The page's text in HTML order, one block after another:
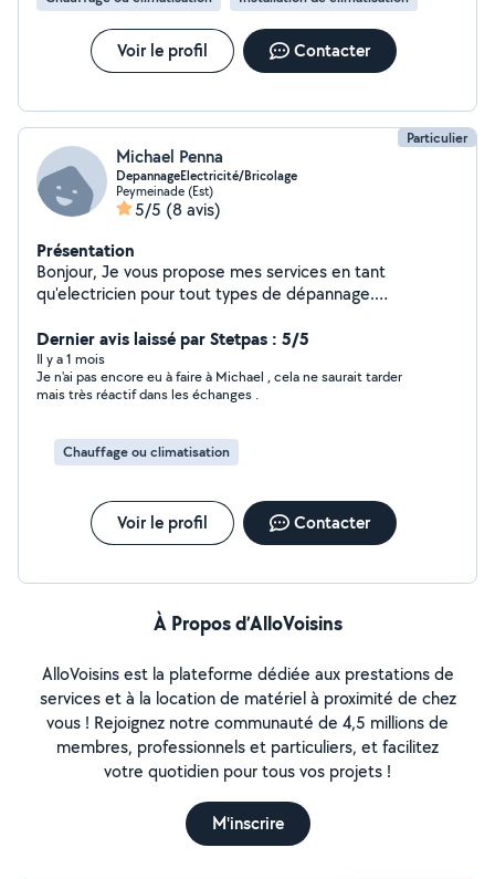
Voir le profil Contacter
Particulier
Michael Penna
DepannageElectricité/Bricolage
Peymeinade (Est)
5/5 (8 avis)
Présentation
Bonjour, Je vous propose mes services en tant
qu'electricien pour tout types de dépannage.
Bricoleur dans l'âme je pourrais vous rendre pas mal de
Dernier avis laissé par Stetpas : 5/5
Il y a 1 mois
Je n'ai pas encore eu à faire à Michael , cela ne saurait tarder
mais très réactif dans les échanges .
Chauffage ou climatisation
Voir le profil Contacter
À Propos d’AlloVoisins
AlloVoisins est la plateforme dédiée aux prestations de
services et à la location de matériel à proximité de chez
vous ! Rejoignez notre communauté de 4,5 millions de
membres, professionnels et particuliers, et facilitez
votre quotidien pour tous vos projets !
M'inscrire